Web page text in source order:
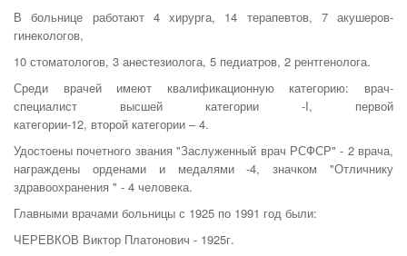
В больнице работают 4 хирурга, 14 терапевтов, 7 акушеров-
гинекологов,
10 стоматологов, 3 анестезиолога, 5 педиатров, 2 рентгенолога.
Среди врачей имеют квалификационную категорию: врач-
специалист высшей категории -I, первой
категории-12, второй категории – 4.
Удостоены почетного звания "Заслуженный врач РСФСР" - 2 врача,
награждены орденами и медалями -4, значком "Отличнику
здравоохране­ния " - 4 человека.
Главными врачами больницы с 1925 по 1991 год были:
ЧЕРЕВКОВ Виктор Платонович - 1925г.